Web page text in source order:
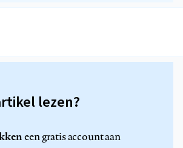
lezen?
een gratis account aan